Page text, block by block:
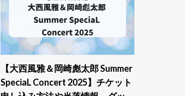
【大西風雅＆岡崎彪太郎 Summer
SpeciaL Concert 2025】チケット